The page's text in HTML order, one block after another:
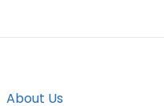
About Us